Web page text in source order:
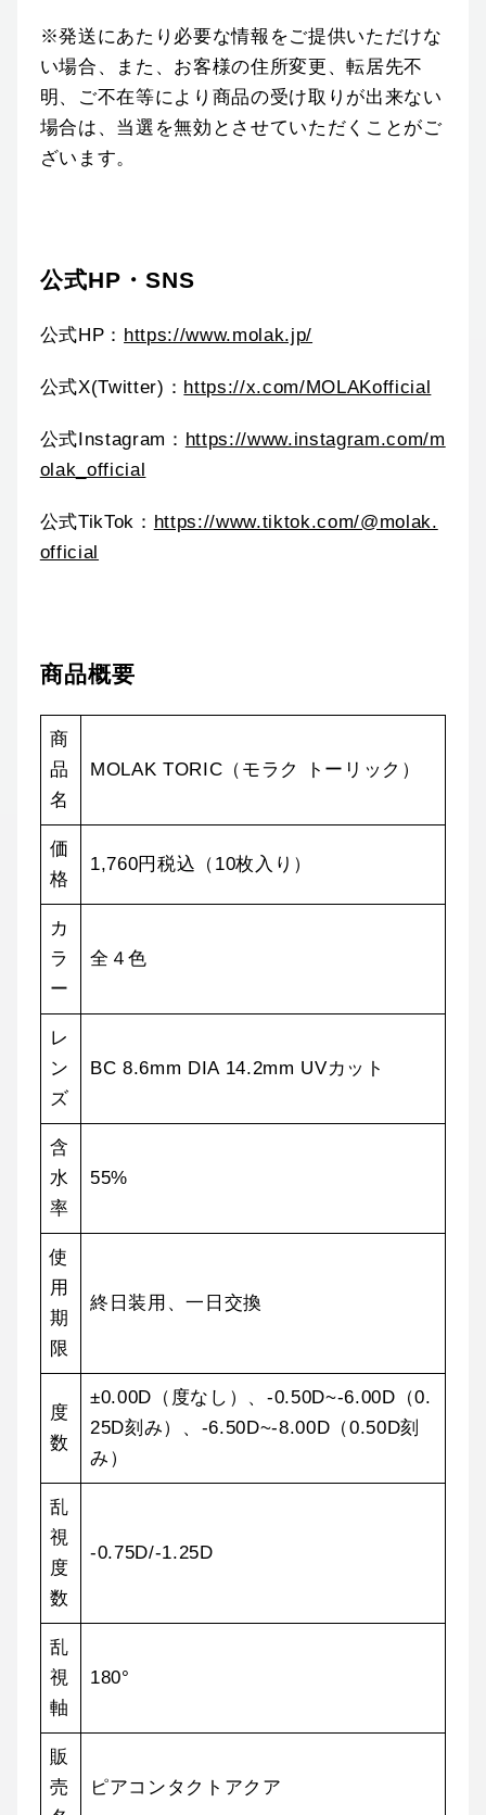
※発送にあたり必要な情報をご提供いただけな
い場合、また、お客様の住所変更、転居先不
明、ご不在等により商品の受け取りが出来ない
場合は、当選を無効とさせていただくことがご
ざいます。
公式HP・SNS
公式HP： https://www.molak.jp/
公式X(Twitter)： https://x.com/MOLAKofficial
公式Instagram： https://www.instagram.com/m
olak_official
公式TikTok： https://www.tiktok.com/@molak.
official
商品概要
商
品
名
MOLAK TORIC（モラク トーリック）
価
格
1,760円税込（10枚入り）
カ
ラ
ー
全４色
レ
ン
ズ
BC 8.6mm DIA 14.2mm UVカット
含
水
率
55%
使
用
期
限
終日装用、一日交換
度
数
±0.00D（度なし）、-0.50D~-6.00D（0.
25D刻み）、-6.50D~-8.00D（0.50D刻
み）
乱
視
度
数
-0.75D/-1.25D
乱
視
軸
180°
販
売
ピアコンタクトアクア